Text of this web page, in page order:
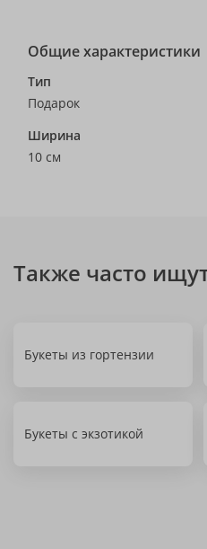
Общие характеристики
Тип
Подарок
Ширина
10 см
Также часто
Букеты из гортензии
Букеты с экзотикой